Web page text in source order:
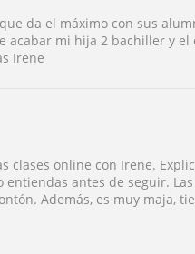
da el máximo con sus
acabar mi hija 2 bachiller y
Irene
clases online con Irene.
entiendas antes de seguir.
Además, es muy maja,
llevadero. Se adapta a tu
¡La recomiendo totalmente!